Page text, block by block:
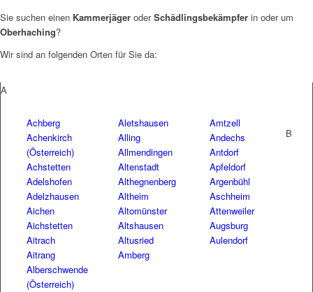
Sie suchen einen Kammerjäger oderSchädlingsbekämpfer in oder um
Oberhaching?
Wir sind an folgenden Orten für Sie da:
A
Achberg
Achenkirch
(Österreich)
Achstetten
Adelshofen
Adelzhausen
Aichen
Aichstetten
Aitrach
Aitrang
Alberschwende
(Österreich)
Aletshausen
Alling
Allmendingen
Altenstadt
Althegnenberg
Altheim
Altomünster
Altshausen
Altusried
Amberg
Amtzell
Andechs
Antdorf
Apfeldorf
Argenbühl
Aschheim
Attenweiler
Augsburg
Aulendorf
B